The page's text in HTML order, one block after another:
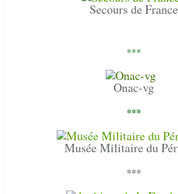
Secours de France
***
Onac-vg
***
Musée Militaire du
***